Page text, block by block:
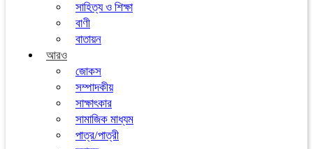
সাহিত্য ও শিক্ষা
বাণী
বাতায়ন
আরও
জোকস
সম্পাদকীয়
সাক্ষাৎকার
সামাজিক মাধ্যম
পাত্র/পাত্রী